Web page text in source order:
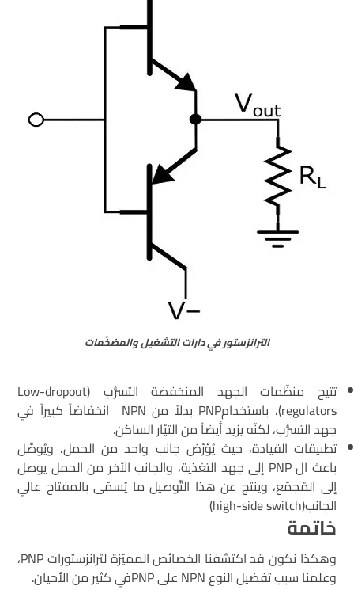
الترانزستور في دارات التشغيل والمضخّمات
تتيح منظّمات الجهد المنخفضة التسرُّب (Low-dropout
regulators)، باستخدامPNP بدلاً من NPN انخفاضاً كبيراً في
جهد التسرُّب، لكنّه يزيد أيضاً من التيّار الساكن.
تطبيقات القيادة، حيث يُؤرّض جانب واحد من الحمل، ويُوصَّل
باعث ال PNP إلى جهد التغذية، والجانب الآخر من الحمل يوصل
إلى المُجمّع، وينتج عن هذا التّوصيل ما يُسمّى بالمفتاح عالي
الجانب(high-side switch)
خاتمة
وهكذا نكون قد اكتشفنا الخصائص المميّزة لترانزستورات PNP،
وعلمنا سبب تفضيل النوع NPN على PNPفي كثير من الأحيان.